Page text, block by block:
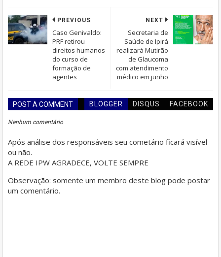
NEXT
Secretaria de
Saúde de Ipirá
realizará Mutirão
de Glaucoma
com atendimento
médico em junho
PREVIOUS
Caso Genivaldo:
PRF retirou
direitos humanos
do curso de
formação de
agentes
POST A COMMENT BLOGGER DISQUS FACEBOOK
Nenhum comentário
Após análise dos responsáveis seu cometário ficará visível
ou não.
A REDE IPW AGRADECE, VOLTE SEMPRE
Observação: somente um membro deste blog pode postar
um comentário.